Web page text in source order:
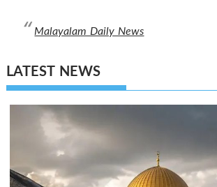
Malayalam Daily News
LATEST NEWS